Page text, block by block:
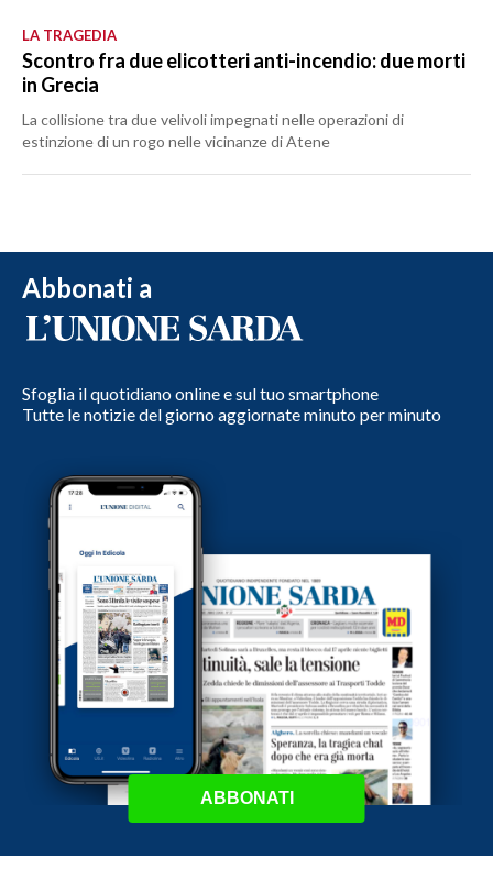
LA TRAGEDIA
Scontro fra due elicotteri anti-incendio: due morti
in Grecia
La collisione tra due velivoli impegnati nelle operazioni di
estinzione di un rogo nelle vicinanze di Atene
Abbonati a
Sfoglia il quotidiano online e sul tuo smartphone
Tutte le notizie del giorno aggiornate minuto per minuto
ABBONATI